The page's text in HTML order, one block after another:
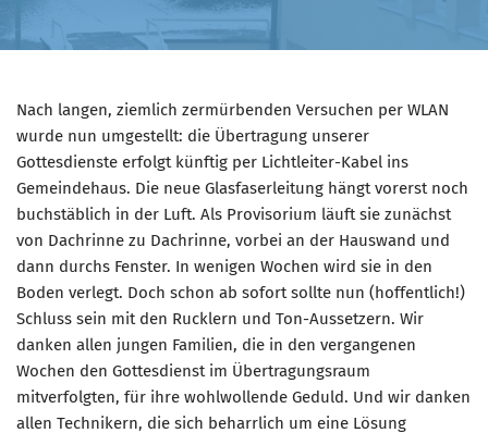
Nach langen, ziemlich zermürbenden Versuchen per WLAN
wurde nun umgestellt: die Übertragung unserer
Gottesdienste erfolgt künftig per Lichtleiter-Kabel ins
Gemeindehaus. Die neue Glasfaserleitung hängt vorerst noch
buchstäblich in der Luft. Als Provisorium läuft sie zunächst
von Dachrinne zu Dachrinne, vorbei an der Hauswand und
dann durchs Fenster. In wenigen Wochen wird sie in den
Boden verlegt. Doch schon ab sofort sollte nun (hoffentlich!)
Schluss sein mit den Rucklern und Ton-Aussetzern. Wir
danken allen jungen Familien, die in den vergangenen
Wochen den Gottesdienst im Übertragungsraum
mitverfolgten, für ihre wohlwollende Geduld. Und wir danken
allen Technikern, die sich beharrlich um eine Lösung